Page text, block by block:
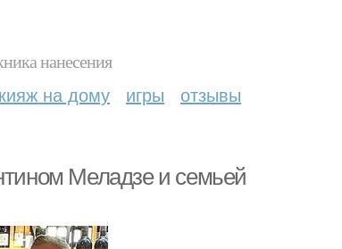
нанесения
на дому игры отзывы
Меладзе и семьей